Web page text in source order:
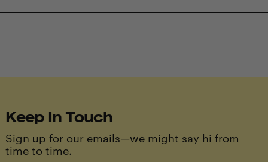
Keep In Touch
Sign up for our emails—we might say hi from
time to time.